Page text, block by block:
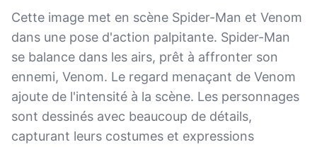
Cette image met en scène Spider-Man et Venom
dans une pose d'action palpitante. Spider-Man
se balance dans les airs, prêt à affronter son
ennemi, Venom. Le regard menaçant de Venom
ajoute de l'intensité à la scène. Les personnages
sont dessinés avec beaucoup de détails,
capturant leurs costumes et expressions